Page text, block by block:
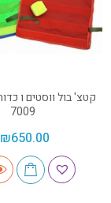
7009
₪650.00